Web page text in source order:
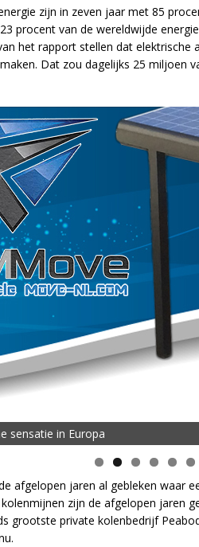
zijn in zeven jaar met 85
procent van de wereldwijde
het rapport stellen dat elektrische
Dat zou dagelijks 25 miljoen
sensatie in Europa
afgelopen jaren al gebleken waar
zijn de afgelopen jaren
grootste private kolenbedrijf